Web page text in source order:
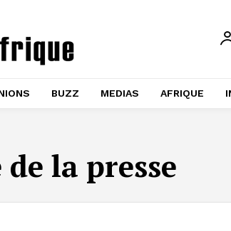
BUZZ MEDIAS AFRIQUE
la presse